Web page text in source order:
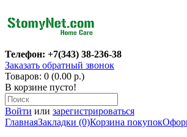
Телефон: +7(343) 38-236-38
Заказать обратный звонок
Товаров: 0 (0.00 р.)
В корзине пусто!
Войти или зарегистрироваться
ГлавнаяЗакладки (0)Корзина покупок